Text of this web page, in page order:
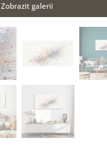
Zobrazit galerii